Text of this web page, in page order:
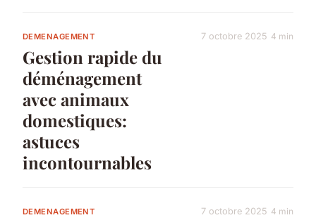
DEMENAGEMENT
Gestion rapide du
déménagement
avec animaux
domestiques:
astuces
incontournables
7 octobre 2025 4 min
DEMENAGEMENT 7 octobre 2025 4 min